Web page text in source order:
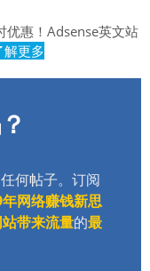
优惠！Adsense英文站
解更多
何帖子。订阅
网络赚钱新思
带来流量的最